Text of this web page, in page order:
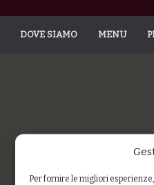
Per fornire le migliori
DOVE SIAMO MENU